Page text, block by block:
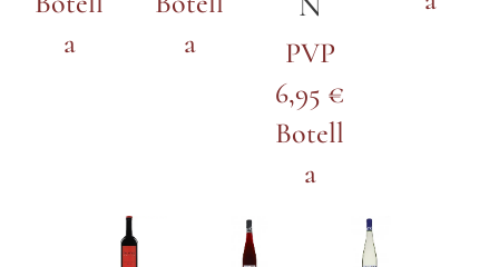
a
a
PVP
6,95 €
Botell
a